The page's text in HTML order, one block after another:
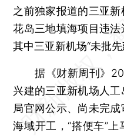
之前独家报道的三亚
花岛三地填海项目违法
其中三亚新机场“未批先
据《财新周刊》
兴建的三亚新机场人
局官网公示、尚未完
海域开工，“搭便车”